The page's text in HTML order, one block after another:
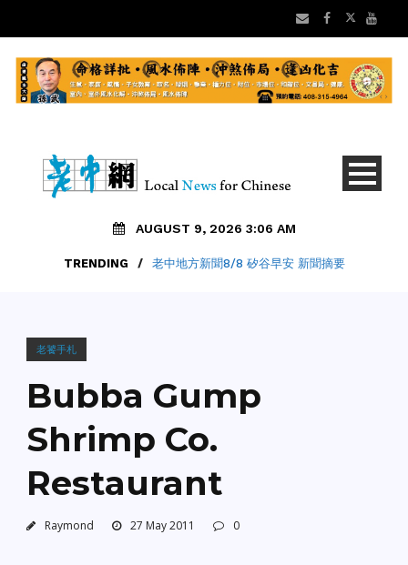
AUGUST 9, 2026 3:06 AM
TRENDING / 老中地方新聞8/8 矽谷早安 新聞摘要
老饕手札
Bubba Gump
Shrimp Co.
Restaurant
Raymond 27 May 2011 0